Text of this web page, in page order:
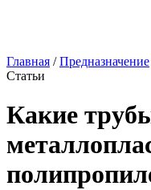
Главная /Предназначение
Статьи
Какие